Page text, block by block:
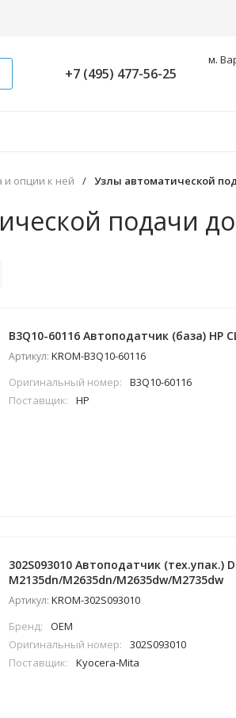
+7 (495) 477-56-25
м.
опции к ней / Узлы автоматической
подачи
B3Q10-60116 Автоподатчик (база) HP
Артикул: KROM-B3Q10-60116
Оригинальный номер:
B3Q10-60116
Поставщик:
HP
302S093010 Автоподатчик (тех.упак.)
M2135dn/M2635dn/M2635dw/M2735dw
Артикул: KROM-302S093010
Бренд:
OEM
Оригинальный номер:
302S093010
Поставщик:
Kyocera-Mita